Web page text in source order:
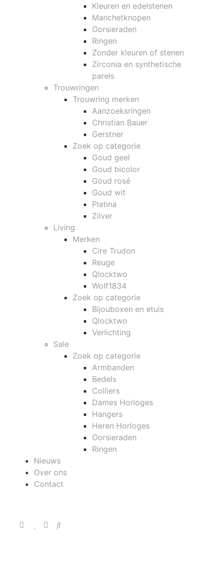
Kleuren en edelstenen
Manchetknopen
Oorsieraden
Ringen
Zonder kleuren of stenen
Zirconia en synthetische
parels
Trouwringen
Trouwring merken
Aanzoeksringen
Christian Bauer
Gerstner
Zoek op categorie
Goud geel
Goud bicolor
Goud rosé
Goud wit
Platina
Zilver
Living
Merken
Cire Trudon
Reuge
Qlocktwo
Wolf1834
Zoek op categorie
Bijouboxen en etuis
Qlocktwo
Verlichting
Sale
Zoek op categorie
Armbanden
Bedels
Colliers
Dames Horloges
Hangers
Heren Horloges
Oorsieraden
Ringen
Nieuws
Over ons
Contact